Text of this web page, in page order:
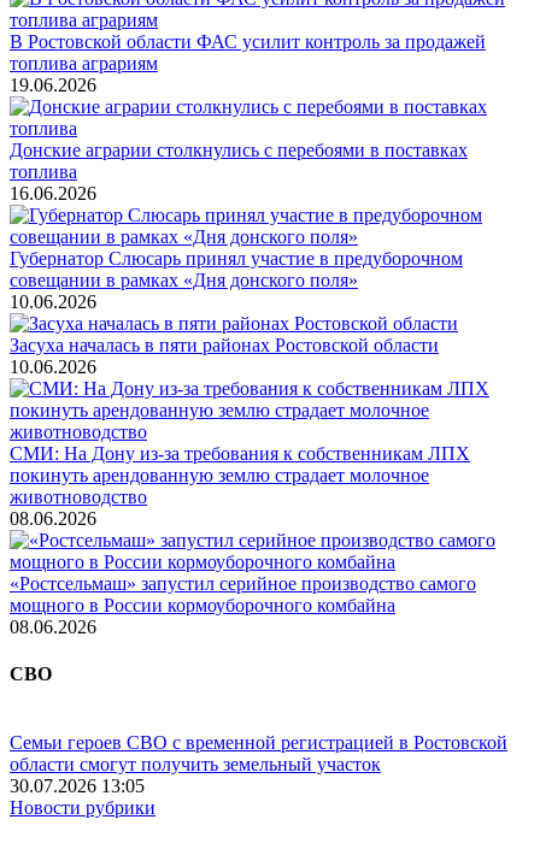
В Ростовской области ФАС усилит контроль за продажей
топлива аграриям
19.06.2026
Донские аграрии столкнулись с перебоями в поставках
топлива
16.06.2026
Губернатор Слюсарь принял участие в предуборочном
совещании в рамках «Дня донского поля»
10.06.2026
Засуха началась в пяти районах Ростовской области
10.06.2026
СМИ: На Дону из-за требования к собственникам ЛПХ
покинуть арендованную землю страдает молочное
животноводство
08.06.2026
«Ростсельмаш» запустил серийное производство самого
мощного в России кормоуборочного комбайна
08.06.2026
СВО
Семьи героев СВО с временной регистрацией в Ростовской
области смогут получить земельный участок
30.07.2026 13:05
Новости рубрики